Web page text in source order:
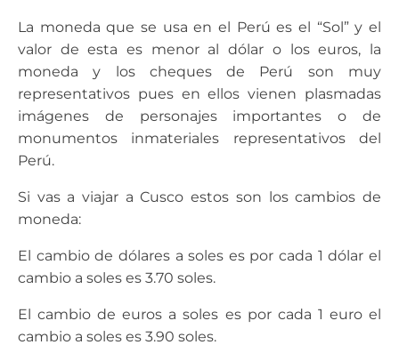
La moneda que se usa en el Perú es el “Sol” y el
valor de esta es menor al dólar o los euros, la
moneda y los cheques de Perú son muy
representativos pues en ellos vienen plasmadas
imágenes de personajes importantes o de
monumentos inmateriales representativos del
Perú.
Si vas a viajar a Cusco estos son los cambios de
moneda:
El cambio de dólares a soles es por cada 1 dólar el
cambio a soles es 3.70 soles.
El cambio de euros a soles es por cada 1 euro el
cambio a soles es 3.90 soles.